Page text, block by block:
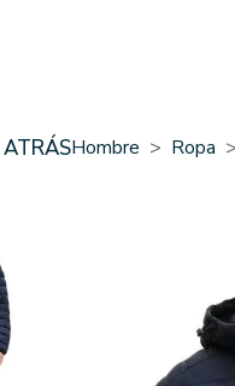
Hombre Ropa